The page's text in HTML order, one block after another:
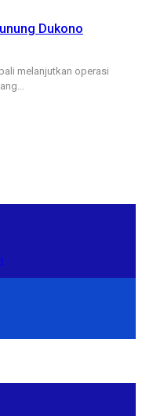
Dukono
melanjutkan operasi